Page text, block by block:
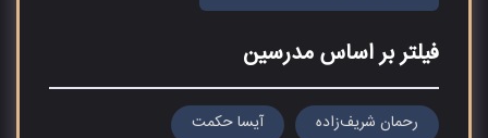
فیلتر بر اساس مدرسین
رحمان شریف‌زاده آیسا حکمت